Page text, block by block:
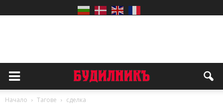
Начало Тагове сделка